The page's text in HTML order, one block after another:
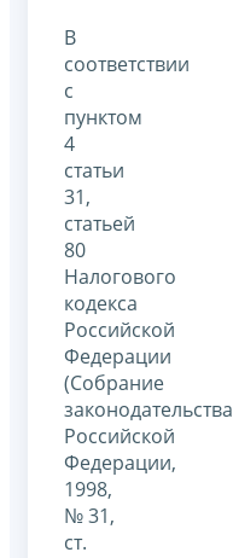
В
соответствии
с
пунктом
4
статьи
31,
статьей
80
Налогового
кодекса
Российской
Федерации
(Собрание
законодательства
Российской
Федерации,
1998,
№ 31,
ст.